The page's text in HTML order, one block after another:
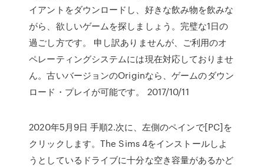
イアントをダウンロードし、好きな飲み物を飲みな
がら、欲しいゲームを探しましょう。完璧な1日の
過ごし方です。 申し訳ありませんが、ご利用のオ
ペレーティングシステムには現在対応しておりませ
ん。古いバージョンのOriginなら、ゲームのダウン
ロード・プレイが可能です。 2017/10/11
2020年5月9日 手順2.次に、左側のペインで[PC]を
クリックします。The Sims 4をインストールしよ
うとしているドライブに十分な空き容量があるかど